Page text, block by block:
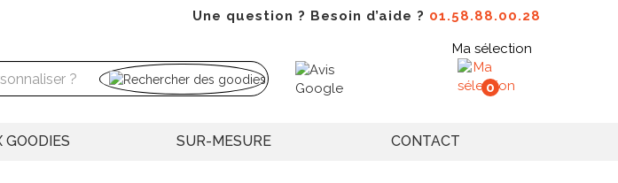
Une question ? Besoin d’aide ? 01.58.88.00.28
Ma sélection
0
GOODIES SUR-MESURE CONTACT